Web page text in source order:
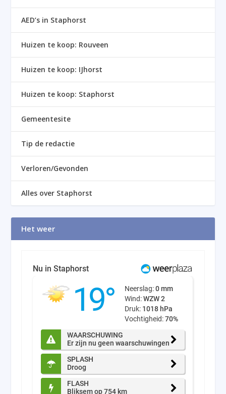
AED’s in Staphorst
Huizen te koop: Rouveen
Huizen te koop: IJhorst
Huizen te koop: Staphorst
Gemeentesite
Tip de redactie
Verloren/Gevonden
Alles over Staphorst
Het weer